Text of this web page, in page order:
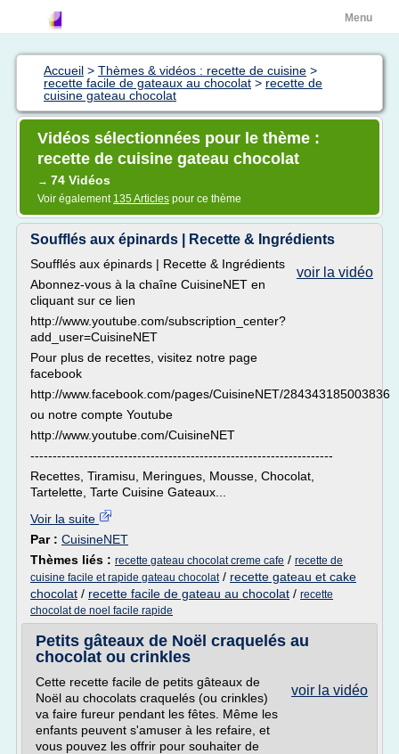
Menu
Accueil > Thèmes & vidéos : recette de cuisine >
recette facile de gateaux au chocolat > recette de
cuisine gateau chocolat
Vidéos sélectionnées pour le thème :
recette de cuisine gateau chocolat
→ 74 Vidéos
Voir également 135 Articles pour ce thème
Soufflés aux épinards | Recette & Ingrédients
voir la vidéo
Soufflés aux épinards | Recette & Ingrédients
Abonnez-vous à la chaîne CuisineNET en
cliquant sur ce lien
http://www.youtube.com/subscription_center?
add_user=CuisineNET
Pour plus de recettes, visitez notre page
facebook
http://www.facebook.com/pages/CuisineNET/284343185003836
ou notre compte Youtube
http://www.youtube.com/CuisineNET
--------------------------------------------------------------------
Recettes, Tiramisu, Meringues, Mousse, Chocolat,
Tartelette, Tarte Cuisine Gateaux...
Voir la suite
Par : CuisineNET
Thèmes liés : recette gateau chocolat creme cafe / recette de
cuisine facile et rapide gateau chocolat/ recette gateau et cake
chocolat / recette facile de gateau au chocolat / recette
chocolat de noel facile rapide
Petits gâteaux de Noël craquelés au
chocolat ou crinkles
voir la vidéo
Cette recette facile de petits gâteaux de
Noël au chocolats craquelés (ou crinkles)
va faire fureur pendant les fêtes. Même les
enfants peuvent s'amuser à les refaire, et
vous pouvez les offrir pour souhaiter de